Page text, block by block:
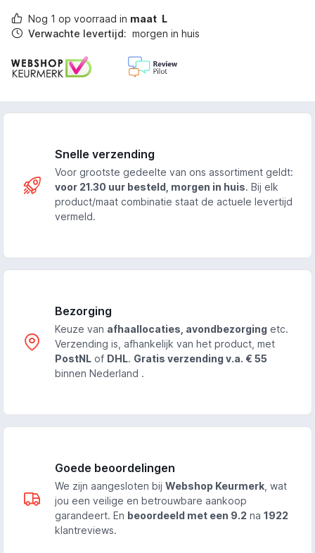
Nog 1 op voorraad in maat L
Verwachte levertijd: morgen in huis
Snelle verzending
Voor grootste gedeelte van ons assortiment geldt:
voor 21.30 uur besteld, morgen in huis. Bij elk
product/maat combinatie staat de actuele levertijd
vermeld.
Bezorging
Keuze van afhaallocaties, avondbezorging etc.
Verzending is, afhankelijk van het product, met
PostNL of DHL. Gratis verzending v.a. € 55
binnen Nederland .
Goede beoordelingen
We zijn aangesloten bij Webshop Keurmerk , wat
jou een veilige en betrouwbare aankoop
garandeert. En beoordeeld met een 9.2 na 1922
klantreviews.